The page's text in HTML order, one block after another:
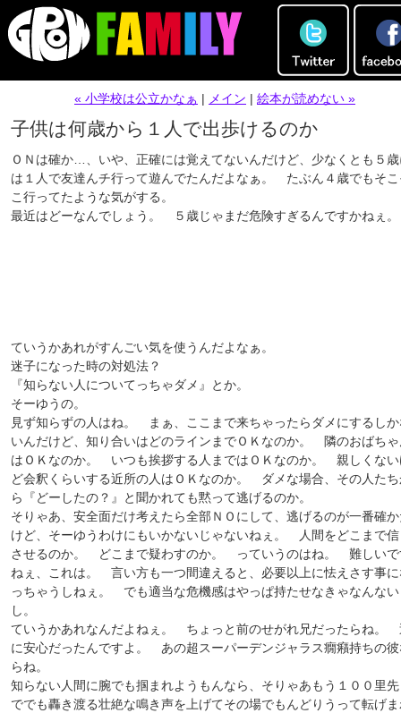
« 小学校は公立かなぁ | メイン | 絵本が読めない »
子供は何歳から１人で出歩けるのか
ＯＮは確か…、いや、正確には覚えてないんだけど、少なくとも５
は１人で友達んチ行って遊んでたんだよなぁ。 たぶん４歳でもそ
こ行ってたような気がする。
最近はどーなんでしょう。 ５歳じゃまだ危険すぎるんですかねぇ。
ていうかあれがすんごい気を使うんだよなぁ。
迷子になった時の対処法？
『知らない人についてっちゃダメ』とか。
そーゆうの。
見ず知らずの人はね。 まぁ、ここまで来ちゃったらダメにするし
いんだけど、知り合いはどのラインまでＯＫなのか。 隣のおばち
はＯＫなのか。 いつも挨拶する人まではＯＫなのか。 親しくない
ど会釈くらいする近所の人はＯＫなのか。 ダメな場合、その人た
ら『どーしたの？』と聞かれても黙って逃げるのか。
そりゃあ、安全面だけ考えたら全部ＮＯにして、逃げるのが一番確
けど、そーゆうわけにもいかないじゃないねぇ。 人間をどこまで
させるのか。 どこまで疑わすのか。 っていうのはね。 難しいで
ねぇ、これは。 言い方も一つ間違えると、必要以上に怯えさす事
っちゃうしねぇ。 でも適当な危機感はやっぱ持たせなきゃなんない
し。
ていうかあれなんだよねぇ。 ちょっと前のせがれ兄だったらね。
に安心だったんですよ。 あの超スーパーデンジャラス癇癪持ちの
らね。
知らない人間に腕でも掴まれようもんなら、そりゃあもう１００里
ででも轟き渡る壮絶な鳴き声を上げてその場でもんどりうって転げ